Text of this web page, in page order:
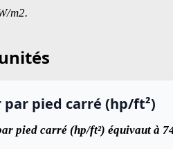
m2.
par pied carré (hp/ft²)
pied carré (hp/ft²) équivaut à